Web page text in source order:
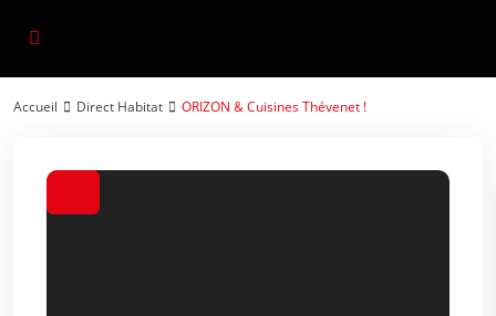
Accueil Direct Habitat ORIZON & Cuisines Thévenet !